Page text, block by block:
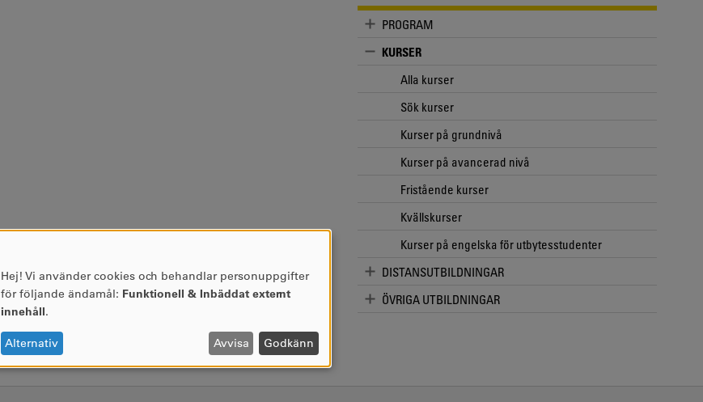
PROGRAM
KURSER
Alla kurser
Sök kurser
Kurser på grundnivå
Kurser på avancerad nivå
Fristående kurser
Kvällskurser
Kurser på engelska för utbytesstudenter
DISTANSUTBILDNINGAR
ÖVRIGA UTBILDNINGAR
ANVÄNDNING
AV
OCH
COOKIES
Hej! Vi använder cookies och behandlar personuppgifter
för följande ändamål: Funktionell & Inbäddat externt
innehåll.
Alternativ Avvisa Godkänn